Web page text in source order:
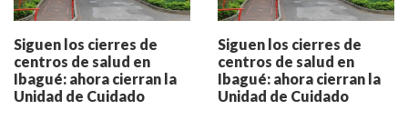
Siguen los cierres de
centros de salud en
Ibagué: ahora cierran la
Unidad de Cuidado
Siguen los cierres de
centros de salud en
Ibagué: ahora cierran la
Unidad de Cuidado